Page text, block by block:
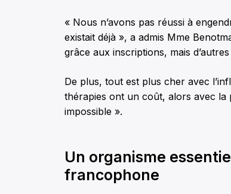
« Nous n’avons pas réussi à
existait déjà », a admis Mme
grâce aux inscriptions, mais
De plus, tout est plus cher avec
thérapies ont un coût, alors avec la
impossible ».
Un organisme
francophone